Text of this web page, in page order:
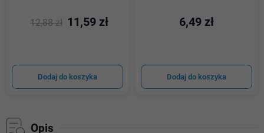
12,88 zł 11,59 zł
Dodaj do koszyka
6,49 zł
Dodaj do koszyka
Opis